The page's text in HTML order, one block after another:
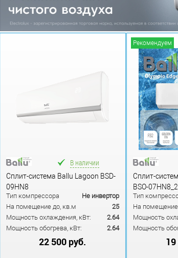
В наличии
Сплит-система Ballu Lagoon BSD-
09HN8
Тип компрессора
Не инвертор
На помещение до, кв.м
25
Мощность охлаждения, кВт:
2.64
Мощность обогрева, кВт:
2.64
22 500 руб.
Рекомендуем
Сплит-
BSO-
Тип
На
Мощность
Мощность